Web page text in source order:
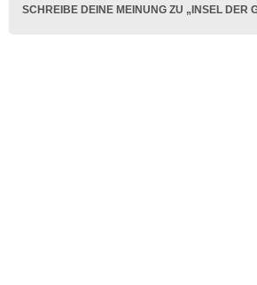
SCHREIBE DEINE MEINUNG ZU „INSEL DER